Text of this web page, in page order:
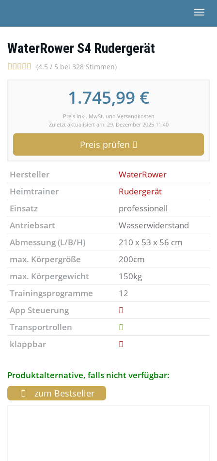
main
WaterRower S4 Rudergerät
(4.5 / 5 bei 328 Stimmen)
1.745,99 €
Preis inkl. MwSt. und Versandkosten
Zuletzt aktualisiert am: 29. Dezember 2025 11:40
Preis prüfen
Hersteller
WaterRower
Heimtrainer
Rudergerät
Einsatz
professionell
Antriebsart
Wasserwiderstand
Abmessung (L/B/H)
210 x 53 x 56 cm
max. Körpergröße
200cm
max. Körpergewicht
150kg
Trainingsprogramme
12
App Steuerung
Transportrollen
klappbar
Produktalternative, falls nicht verfügbar:
zum Bestseller